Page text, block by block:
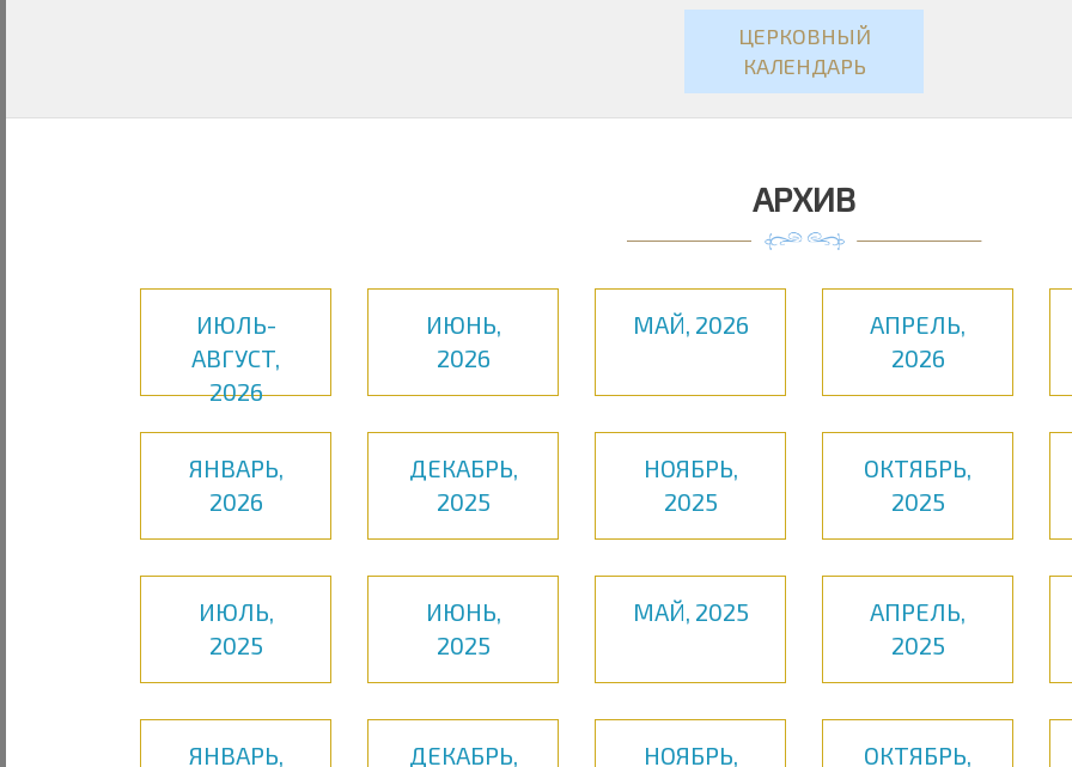
ЦЕРКОВНЫЙ
КАЛЕНДАРЬ
АРХИВ
ИЮЛЬ-
АВГУСТ,
2026
ИЮНЬ,
2026
МАЙ, 2026
АПРЕЛЬ,
2026
ЯНВАРЬ,
2026
ДЕКАБРЬ,
2025
НОЯБРЬ,
2025
ОКТЯБРЬ,
2025
ИЮЛЬ,
2025
ИЮНЬ,
2025
МАЙ, 2025
АПРЕЛЬ,
2025
ЯНВАРЬ,
ДЕКАБРЬ,
НОЯБРЬ,
ОКТЯБРЬ,